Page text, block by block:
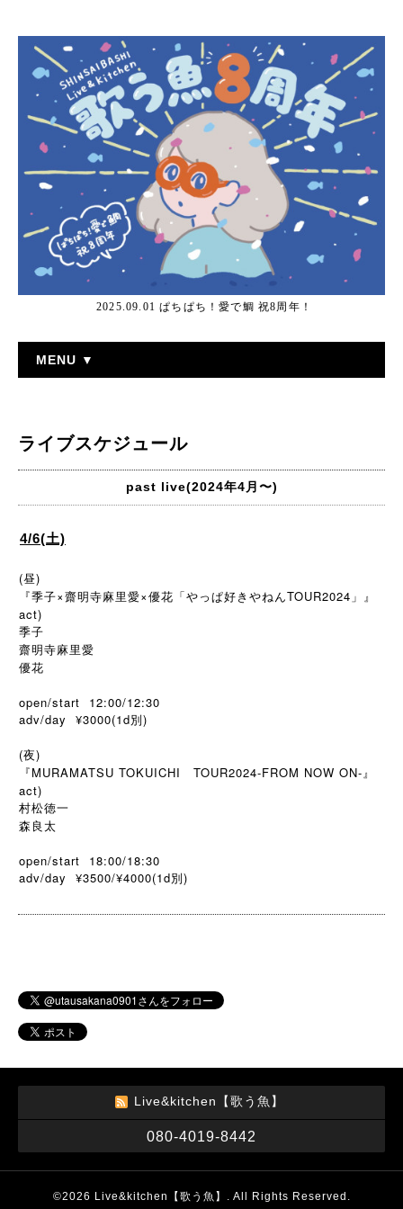
2025.09.01 ぱちぱち！愛で鯛 祝8周年！
MENU ▼
ライブスケジュール
past live(2024年4月〜)
4/6(土)
(昼)
『季子×齋明寺麻里愛×優花「やっぱ好きやねんTOUR2024」』
act)
季子
齋明寺麻里愛
優花
open/start 12:00/12:30
adv/day ¥3000(1d別 )
(夜)
『MURAMATSU TOKUICHI TOUR2024-FROM NOW ON-』
act)
村松徳一
森良太
open/start 18:00/18:30
adv/day ¥3500/¥4000(1d別 )
Live&kitchen【歌う魚】
080-4019-8442
©2026 Live&kitchen【歌う魚】 . All Rights Reserved.